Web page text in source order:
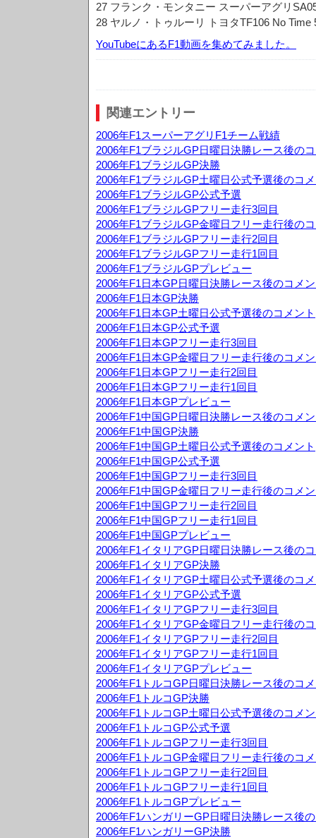
27 フランク・モンタニー スーパーアグリ
28 ヤルノ・トゥルーリ トヨタTF106 No Time
YouTubeにあるF1動画を集めてみました。
関連エントリー
2006年F1スーパーアグリF1チーム戦績
2006年F1ブラジルGP日曜日決勝レース後の
2006年F1ブラジルGP決勝
2006年F1ブラジルGP土曜日公式予選後のコ
2006年F1ブラジルGP公式予選
2006年F1ブラジルGPフリー走行3回目
2006年F1ブラジルGP金曜日フリー走行後の
2006年F1ブラジルGPフリー走行2回目
2006年F1ブラジルGPフリー走行1回目
2006年F1ブラジルGPプレビュー
2006年F1日本GP日曜日決勝レース後のコメ
2006年F1日本GP決勝
2006年F1日本GP土曜日公式予選後のコメント
2006年F1日本GP公式予選
2006年F1日本GPフリー走行3回目
2006年F1日本GP金曜日フリー走行後のコメ
2006年F1日本GPフリー走行2回目
2006年F1日本GPフリー走行1回目
2006年F1日本GPプレビュー
2006年F1中国GP日曜日決勝レース後のコメ
2006年F1中国GP決勝
2006年F1中国GP土曜日公式予選後のコメント
2006年F1中国GP公式予選
2006年F1中国GPフリー走行3回目
2006年F1中国GP金曜日フリー走行後のコメ
2006年F1中国GPフリー走行2回目
2006年F1中国GPフリー走行1回目
2006年F1中国GPプレビュー
2006年F1イタリアGP日曜日決勝レース後の
2006年F1イタリアGP決勝
2006年F1イタリアGP土曜日公式予選後のコ
2006年F1イタリアGP公式予選
2006年F1イタリアGPフリー走行3回目
2006年F1イタリアGP金曜日フリー走行後の
2006年F1イタリアGPフリー走行2回目
2006年F1イタリアGPフリー走行1回目
2006年F1イタリアGPプレビュー
2006年F1トルコGP日曜日決勝レース後のコ
2006年F1トルコGP決勝
2006年F1トルコGP土曜日公式予選後のコメ
2006年F1トルコGP公式予選
2006年F1トルコGPフリー走行3回目
2006年F1トルコGP金曜日フリー走行後のコ
2006年F1トルコGPフリー走行2回目
2006年F1トルコGPフリー走行1回目
2006年F1トルコGPプレビュー
2006年F1ハンガリーGP日曜日決勝レース後
2006年F1ハンガリーGP決勝